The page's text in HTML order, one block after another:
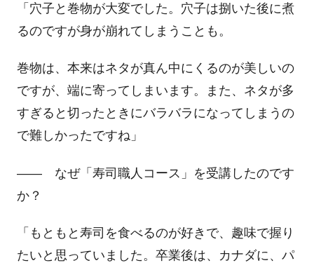
「穴子と巻物が大変でした。穴子は捌いた後に煮
るのですが身が崩れてしまうことも。
巻物は、本来はネタが真ん中にくるのが美しいの
ですが、端に寄ってしまいます。また、ネタが多
すぎると切ったときにバラバラになってしまうの
で難しかったですね」
―― なぜ「寿司職人コース」を受講したのです
か？
「もともと寿司を食べるのが好きで、趣味で握り
たいと思っていました。卒業後は、カナダに、パ